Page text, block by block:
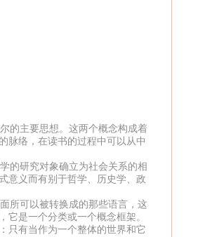
的主要思想。这两个概念构成着
脉络，在读书的过程中可以从中
的研究对象确立为社会关系的相
意义而有别于哲学、历史学、政
所可以被转换成的那些语言，这
是一个分类或一个概念框架。
只有当作为一个整体的世界和它